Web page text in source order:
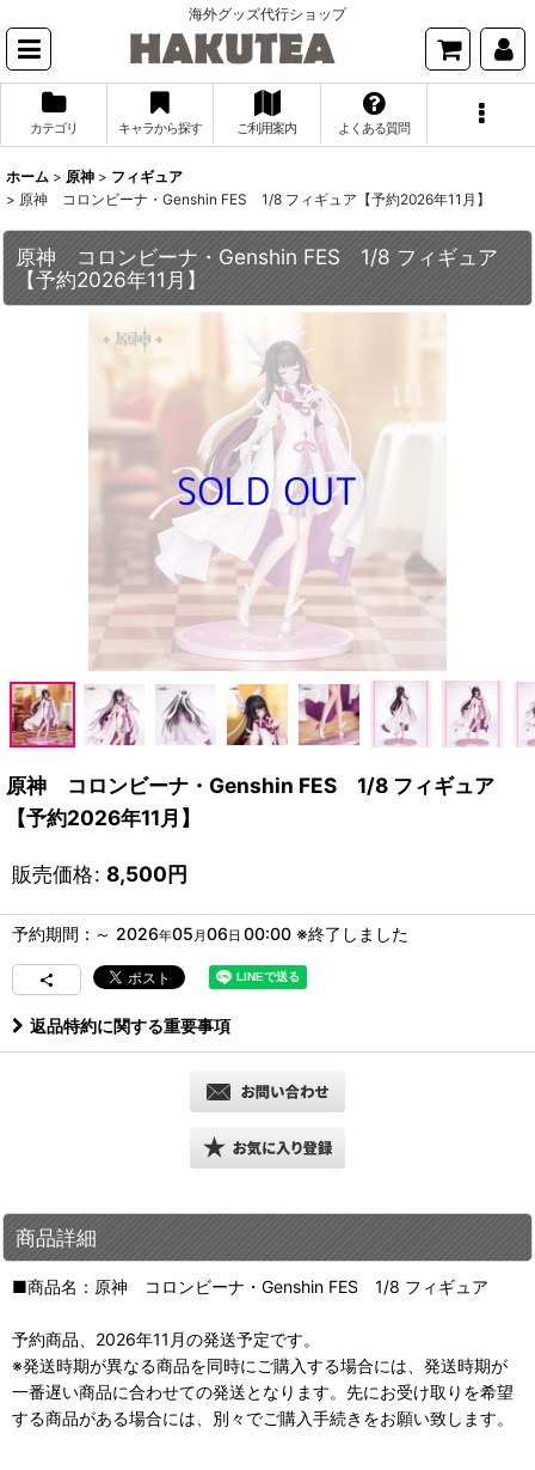
海外グッズ代行ショップ
カテゴリ キャラから探す ご利用案内 よくある質問
ホーム > 原神 > フィギュア
> 原神 コロンビーナ・Genshin FES 1/8 フィギュア【予約2026年11月】
原神 コロンビーナ・Genshin FES 1/8 フィギュア
【予約2026年11月】
原神 コロンビーナ・Genshin FES 1/8 フィギュア
【予約2026年11月】
販売価格: 8,500円
予約期間 : ～ 2026年05 月 06 日 00:00 ※終了しました
返品特約に関する重要事項
商品詳細
■商品名：原神 コロンビーナ・Genshin FES 1/8 フィギュア
予約商品、2026年11月の発送予定です。
※発送時期が異なる商品を同時にご購入する場合には、発送時期が
一番遅い商品に合わせての発送となります。先にお受け取りを希望
する商品がある場合には、別々でご購入手続きをお願い致します。